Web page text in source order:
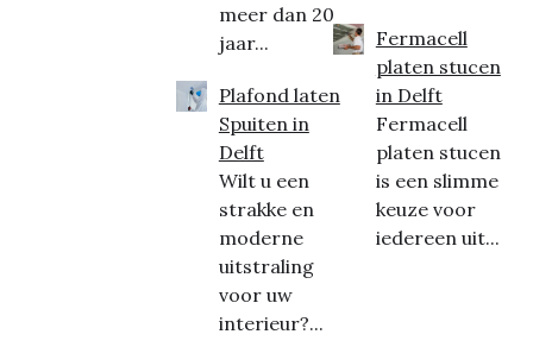
meer dan 20
jaar...
Plafond laten
Spuiten in
Delft
Wilt u een
strakke en
moderne
uitstraling
voor uw
interieur?...
Fermacell
platen stucen
in Delft
Fermacell
platen stucen
is een slimme
keuze voor
iedereen uit...